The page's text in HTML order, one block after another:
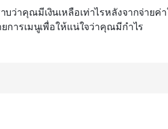
ว่าคุณมีเงินเหลือเท่าไรหลังจากจ่ายค่
การเมนูเพื่อให้แน่ใจว่าคุณมีกำไร